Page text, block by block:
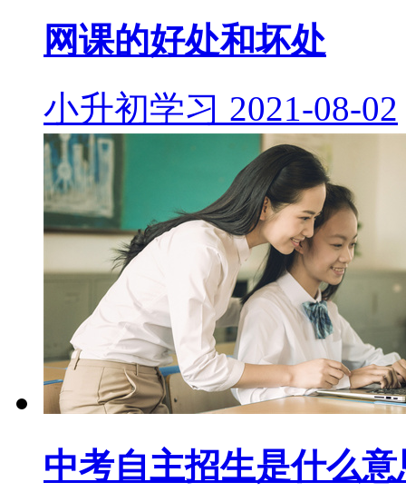
网课的好处和坏处
小升初学习 2021-08-02
中考自主招生是什么意